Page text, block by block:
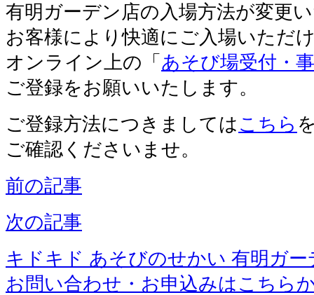
有明ガーデン店の入場方法が変更
お客様により快適にご入場いただ
オンライン上の「 あそび場受付・
ご登録をお願いいたします。
ご登録方法につきましては こちら
ご確認くださいませ。
前の記事
次の記事
キドキド あそびのせかい 有明ガー
お問い合わせ・お申込みはこちら